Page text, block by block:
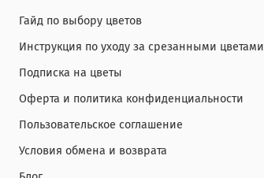
Гайд по выбору цветов
Инструкция по уходу за срезанными цветами
Подписка на цветы
Оферта и политика конфиденциальности
Пользовательское соглашение
Условия обмена и возврата